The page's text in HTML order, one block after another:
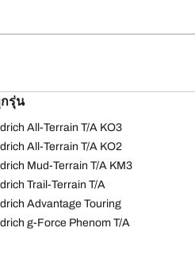
รุ่น
All-Terrain T/A KO3
All-Terrain T/A KO2
Mud-Terrain T/A KM3
Trail-Terrain T/A
Advantage Touring
g-Force Phenom T/A